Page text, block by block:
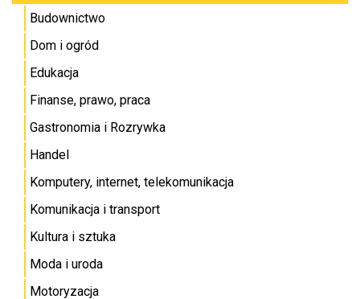
Budownictwo
Dom i ogród
Edukacja
Finanse, prawo, praca
Gastronomia i Rozrywka
Handel
Komputery, internet, telekomunikacja
Komunikacja i transport
Kultura i sztuka
Moda i uroda
Motoryzacja